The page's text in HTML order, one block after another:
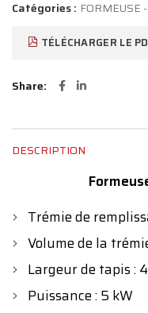
Catégories : FORMEUSE
TÉLÉCHARGER LE
Share
DESCRIPTION
Trémie de
Volume de la
Largeur de tapis :
Puissance : 5 kW